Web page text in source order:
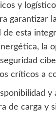
y
garantizar
de esta
la
críticos a
y
de carga y